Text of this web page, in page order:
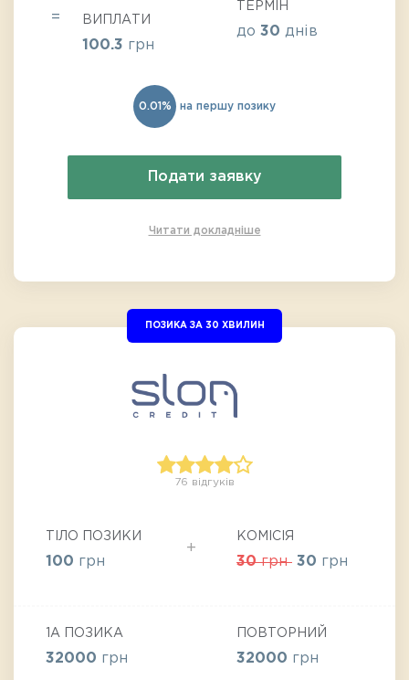
ВИПЛАТИ
100.3 грн
ТЕРМІН
до 30 днів
0.01% на першу позику
Подати заявку
Читати докладніше
ПОЗИКА ЗА 30 ХВИЛИН
76 відгуків
ТІЛО ПОЗИКИ
100 грн
КОМІСІЯ
30грн 30 грн
1А ПОЗИКА
32000 грн
ПОВТОРНИЙ
32000 грн